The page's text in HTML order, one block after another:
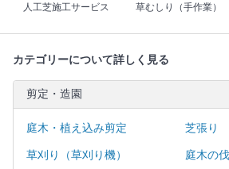
人工芝施工サービス 草むしり（手作業）
カテゴリーについて詳しく見る
剪定・造園
庭木・植え込み剪定 芝張り
草刈り（草刈り機） 庭木の